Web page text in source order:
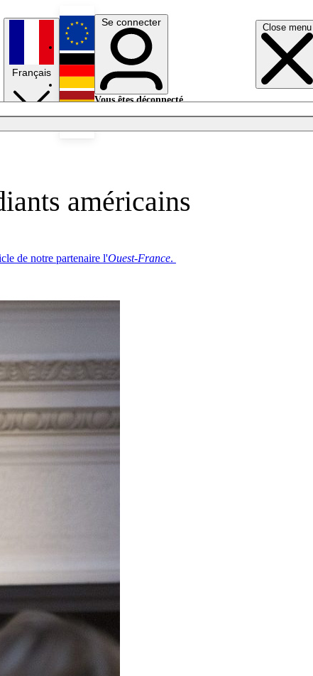
Close menu
Français
English
Deutsch
Se connecter
Vous êtes déconnecté.
américains
de notre partenaire l'Ouest-France.